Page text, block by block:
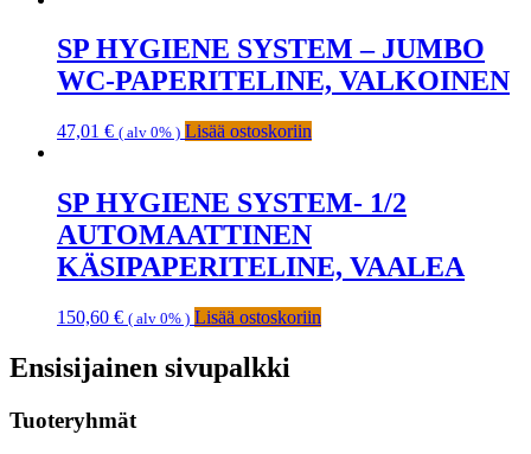
SP HYGIENE SYSTEM – JUMBO
WC-PAPERITELINE, VALKOINEN
47,01 € ( alv 0% ) Lisää ostoskoriin
SP HYGIENE SYSTEM- 1/2
AUTOMAATTINEN
KÄSIPAPERITELINE, VAALEA
150,60 € ( alv 0% ) Lisää ostoskoriin
Ensisijainen sivupalkki
Tuoteryhmät